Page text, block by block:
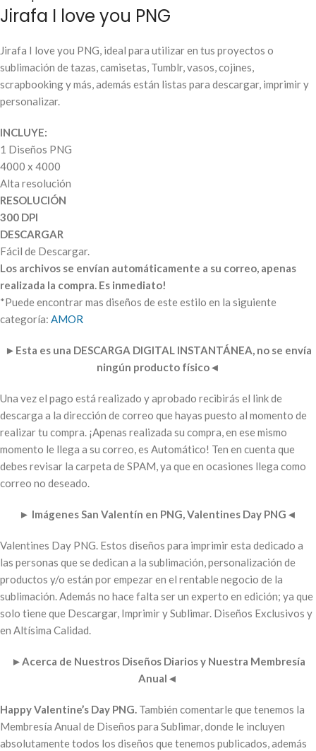
Jirafa I love you PNG
Jirafa I love you PNG, ideal para utilizar en tus proyectos o
sublimación de tazas, camisetas, Tumblr, vasos, cojines,
scrapbooking y más, además están listas para descargar, imprimir y
personalizar.
INCLUYE:
1 Diseños PNG
4000 x 4000
Alta resolución
RESOLUCIÓN
300 DPI
DESCARGAR
Fácil de Descargar.
Los archivos se envían automáticamente a su correo, apenas
realizada la compra. Es inmediato!
*Puede encontrar mas diseños de este estilo en la siguiente
categoría: AMOR
► Esta es una DESCARGA DIGITAL INSTANTÁNEA, no se envía
ningún producto físico◄
Una vez el pago está realizado y aprobado recibirás el link de
descarga a la dirección de correo que hayas puesto al momento de
realizar tu compra. ¡Apenas realizada su compra, en ese mismo
momento le llega a su correo, es Automático! Ten en cuenta que
debes revisar la carpeta de SPAM, ya que en ocasiones llega como
correo no deseado.
► Imágenes San Valentín en PNG, Valentines Day PNG ◄
Valentines Day PNG. Estos diseños para imprimir esta dedicado a
las personas que se dedican a la sublimación, personalización de
productos y/o están por empezar en el rentable negocio de la
sublimación. Además no hace falta ser un experto en edición; ya que
solo tiene que Descargar, Imprimir y Sublimar. Diseños Exclusivos y
en Altísima Calidad.
►Acerca de Nuestros Diseños Diarios y Nuestra Membresía
Anual ◄
Happy Valentine’s Day PNG. También comentarle que tenemos la
Membresía Anual de Diseños para Sublimar, donde le incluyen
absolutamente todos los diseños que tenemos publicados, además